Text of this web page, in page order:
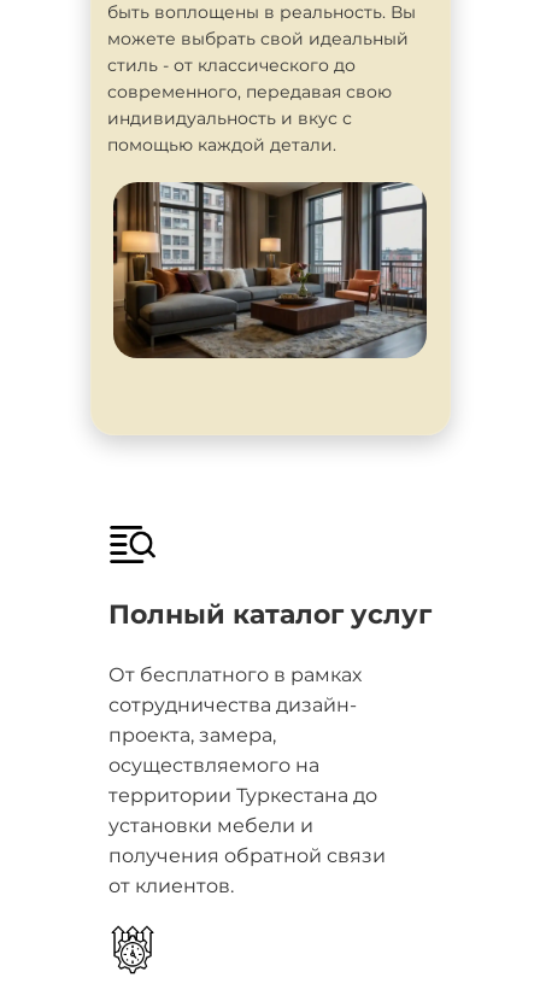
быть воплощены в реальность. Вы
можете выбрать свой идеальный
стиль - от классического до
современного, передавая свою
индивидуальность и вкус с
помощью каждой детали.
Полный каталог услуг
От бесплатного в рамках
сотрудничества дизайн-
проекта, замера,
осуществляемого на
территории Туркестана до
установки мебели и
получения обратной связи
от клиентов.